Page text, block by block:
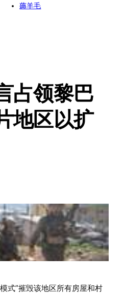
薅羊毛
占领黎巴
地区以扩
式”摧毁该地区所有房屋和村